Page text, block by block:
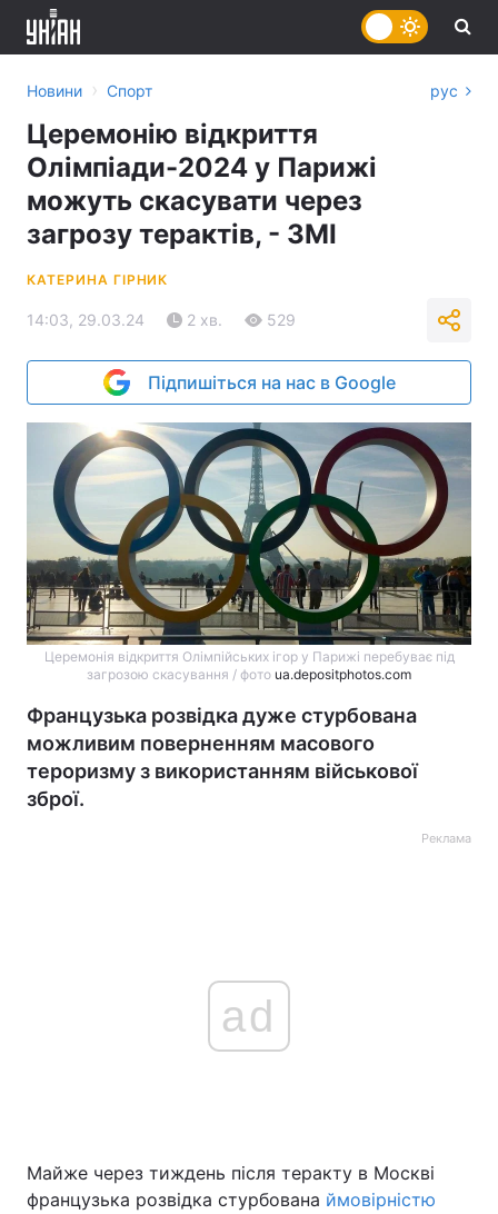
Економіка Світ
Новини › Спорт рус
Церемонію відкриття
Олімпіади-2024 у Парижі
можуть скасувати через
загрозу терактів, - ЗМІ
КАТЕРИНА ГІРНИК
14:03, 29.03.24 2 хв. 529
Підпишіться на нас в Google
Церемонія відкриття Олімпійських ігор у Парижі перебуває під
загрозою скасування / фото ua.depositphotos.com
Французька розвідка дуже стурбована
можливим поверненням масового
тероризму з використанням військової
зброї.
Реклама
ad
Майже через тиждень після теракту в Москві
французька розвідка стурбована ймовірністю